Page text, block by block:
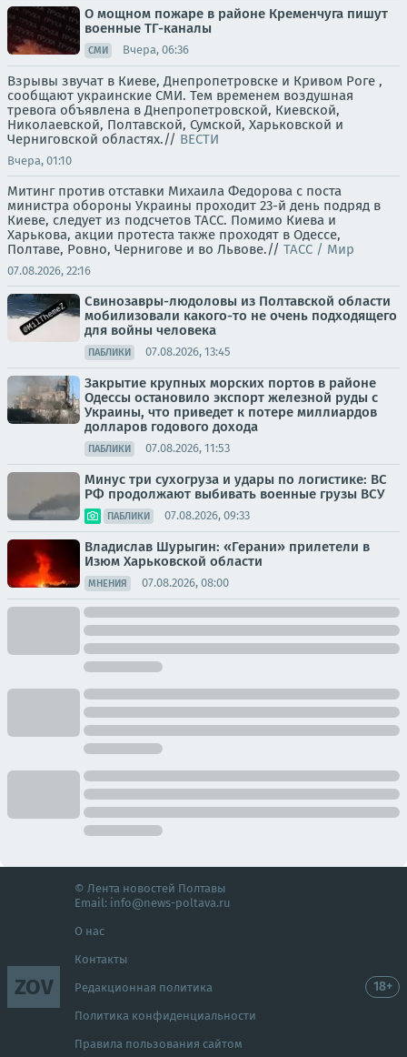
О мощном пожаре в районе Кременчуга пишут
военные ТГ-каналы
СМИ Вчера, 06:36
Взрывы звучат в Киеве, Днепропетровске и Кривом Роге ,
сообщают украинские СМИ. Тем временем воздушная
тревога объявлена в Днепропетровской, Киевской,
Николаевской, Полтавской, Сумской, Харьковской и
Черниговской областях.// ВЕСТИ
Вчера, 01:10
Митинг против отставки Михаила Федорова с поста
министра обороны Украины проходит 23-й день подряд в
Киеве, следует из подсчетов ТАСС. Помимо Киева и
Харькова, акции протеста также проходят в Одессе,
Полтаве, Ровно, Чернигове и во Львове.// ТАСС / Мир
07.08.2026, 22:16
Свинозавры-людоловы из Полтавской области
мобилизовали какого-то не очень подходящего
для войны человека
ПАБЛИКИ 07.08.2026, 13:45
Закрытие крупных морских портов в районе
Одессы остановило экспорт железной руды с
Украины, что приведет к потере миллиардов
долларов годового дохода
ПАБЛИКИ 07.08.2026, 11:53
Минус три сухогруза и удары по логистике: ВС
РФ продолжают выбивать военные грузы ВСУ
ПАБЛИКИ 07.08.2026, 09:33
Владислав Шурыгин: «Герани» прилетели в
Изюм Харьковской области
МНЕНИЯ 07.08.2026, 08:00
ZOV
© Лента новостей Полтавы
Email: info@news-poltava.ru
О нас
Контакты
Редакционная политика
Политика конфиденциальности
Правила пользования сайтом
18+